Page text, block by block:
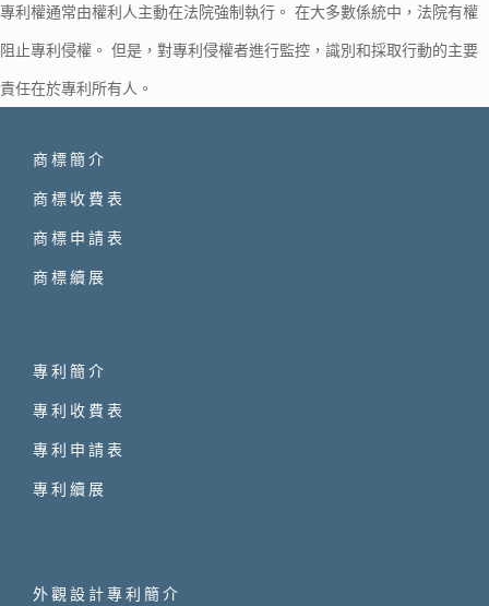
專利權通常由權利人主動在法院強制執行。 在大多數係統中，法院有權
阻止專利侵權。 但是，對專利侵權者進行監控，識別和採取行動的主要
責任在於專利所有人。
商標簡介
商標收費表
商標申請表
商標續展
專利簡介
專利收費表
專利申請表
專利續展
外觀設計專利簡介